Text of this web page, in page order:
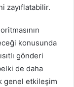
zayıflatabilir.
konusunda
gönderi
de daha
genel etkileşim